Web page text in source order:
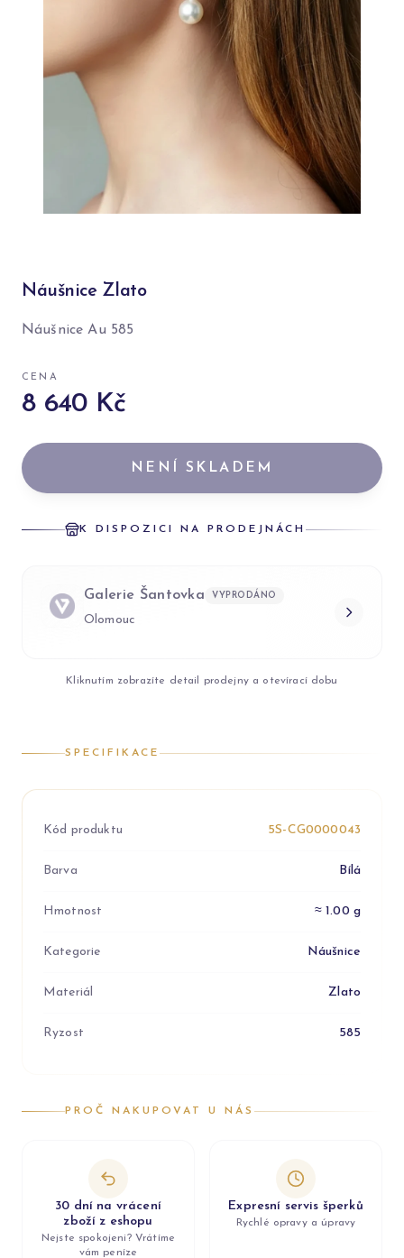
Náušnice Zlato
Náušnice Au 585
CENA
8 640 Kč
NENÍ SKLADEM
K DISPOZICI NA PRODEJNÁCH
Galerie Šantovka VYPRODÁNO
Olomouc
Kliknutím zobrazíte detail prodejny a otevírací dobu
SPECIFIKACE
Kód produktu 5S-CG0000043
Barva Bílá
Hmotnost ≈ 1.00 g
Kategorie Náušnice
Materiál Zlato
Ryzost 585
PROČ NAKUPOVAT U NÁS
30 dní na vrácení
zboží z eshopu
Nejste spokojeni? Vrátíme
vám peníze
Expresní servis šperků
Rychlé opravy a úpravy